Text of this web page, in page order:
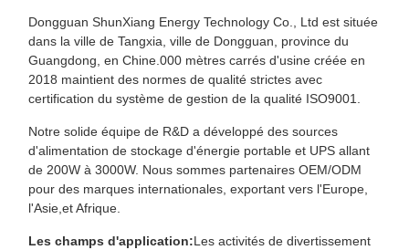
Dongguan ShunXiang Energy Technology Co., Ltd est située
dans la ville de Tangxia, ville de Dongguan, province du
Guangdong, en Chine.000 mètres carrés d'usine créée en
2018 maintient des normes de qualité strictes avec
certification du système de gestion de la qualité ISO9001.
Notre solide équipe de R&D a développé des sources
d'alimentation de stockage d'énergie portable et UPS allant
de 200W à 3000W. Nous sommes partenaires OEM/ODM
pour des marques internationales, exportant vers l'Europe,
l'Asie,et Afrique.
Les champs d'application:Les activités de divertissement